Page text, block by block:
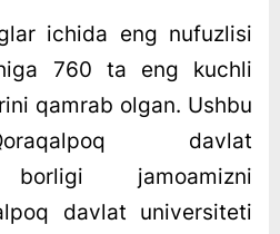
ichida eng nufuzlisi
760 ta eng kuchli
qamrab olgan. Ushbu
davlat
borligi jamoamizni
davlat universiteti